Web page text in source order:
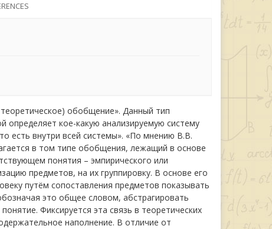
обобщение». Данный тип
кое-какую анализируемую систему
есть внутри всей системы». «По мнению В.В.
в том типе обобщения, лежащий в основе
понятия – эмпирического или
предметов, на их группировку. В основе его
путём сопоставления предметов показывать
это общее словом, абстрагировать
Фиксируется эта связь в теоретических
наполнение. В отличие от